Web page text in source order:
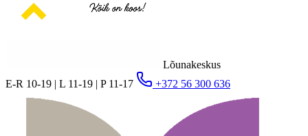
Lõunakeskus
E-R 10-19 | L 11-19 | P 11-17
+372 56 300 636